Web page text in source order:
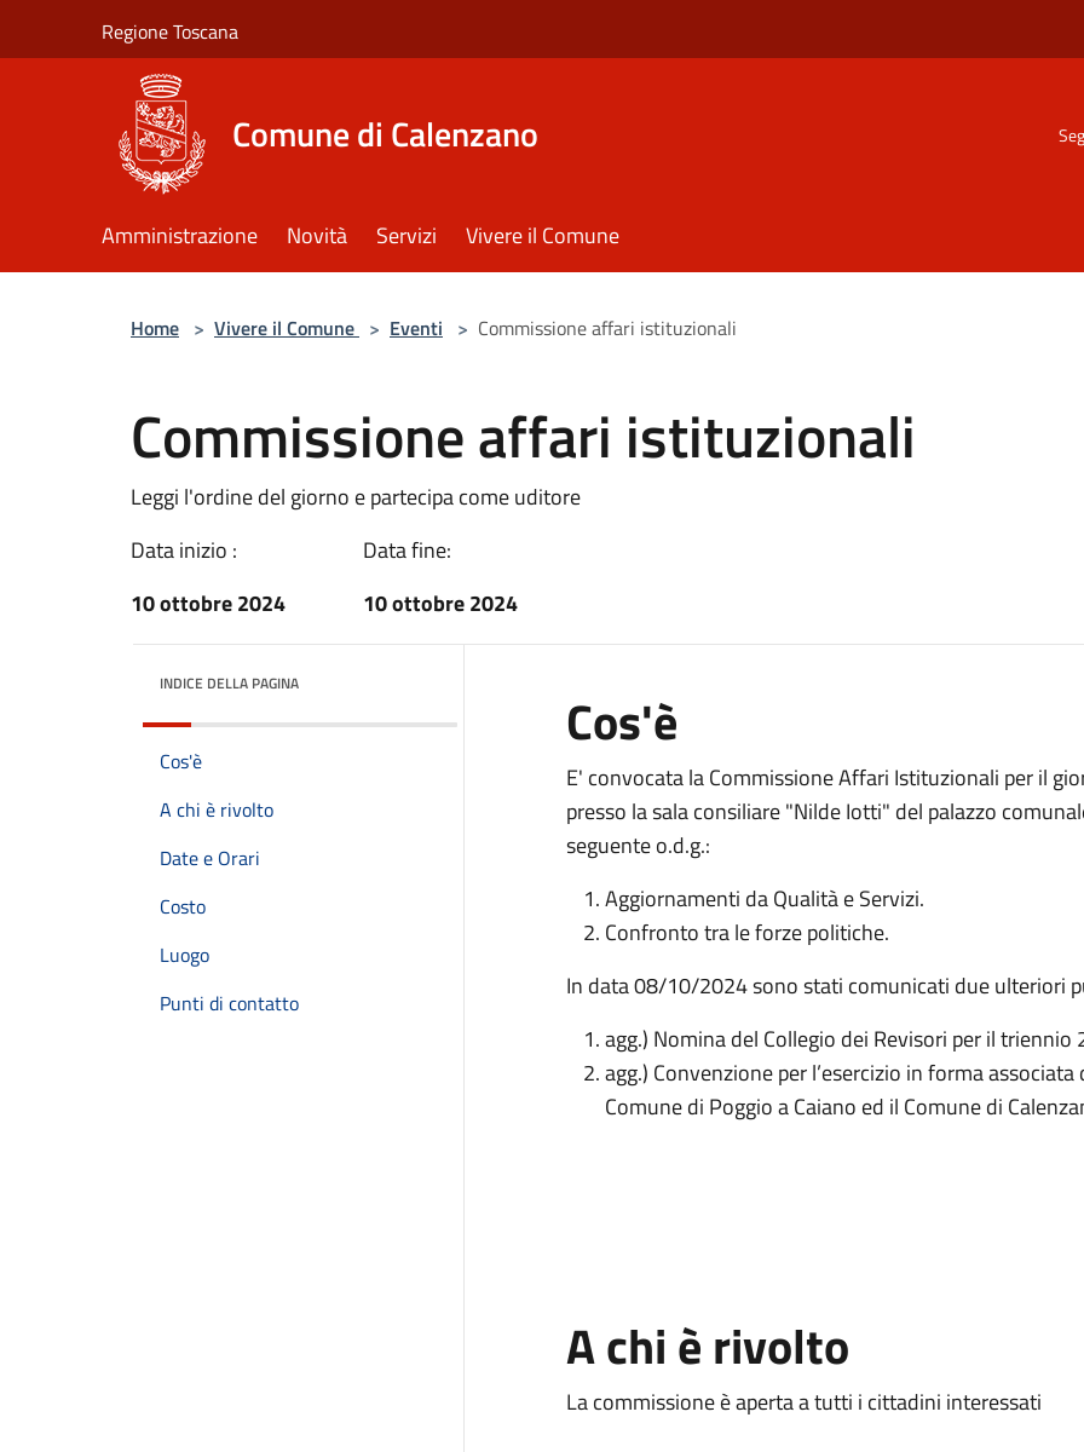
Regione Toscana
Comune di Calenzano
Amministrazione Novità Servizi Vivere il Comune
Home > Vivere il Comune > Eventi > Commissione affari istituzionali
Commissione affari istituzionali
Leggi l'ordine del giorno e partecipa come uditore
Data inizio :
10 ottobre 2024
Data fine:
10 ottobre 2024
INDICE DELLA PAGINA
Cos'è
A chi è rivolto
Date e Orari
Costo
Luogo
Punti di contatto
Cos'è
E' convocata la Commissione Affari Istituzionali per il
presso la sala consiliare "Nilde Iotti" del palazzo
seguente o.d.g.:
Aggiornamenti da Qualità e Servizi.
Confronto tra le forze politiche.
In data 08/10/2024 sono stati comunicati due ulteriori
agg.) Nomina del Collegio dei Revisori per il
agg.) Convenzione per l’esercizio in forma
Comune di Poggio a Caiano ed il Comune di
A chi è rivolto
La commissione è aperta a tutti i cittadini interessati